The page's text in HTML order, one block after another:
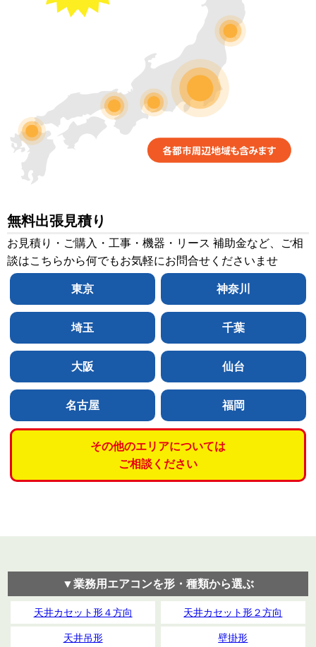
無料出張見積り
お見積り・ご購入・工事・機器・リース 補助金など、ご相
談はこちらから何でもお気軽にお問合せくださいませ
東京 神奈川
埼玉 千葉
大阪 仙台
名古屋 福岡
その他のエリアについては
ご相談ください
▼業務用エアコンを形・種類から選ぶ
天井カセット形４方向 天井カセット形２方向
天井吊形 壁掛形